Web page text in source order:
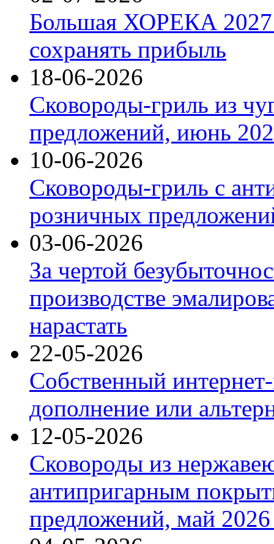
Большая ХОРЕКА 2027:
сохранять прибыль
18-06-2026
Сковороды-гриль из
предложений, июнь
10-06-2026
Сковороды-гриль с
розничных
03-06-2026
За чертой
производстве
нарастать
22-05-2026
Собственный
дополнение или
12-05-2026
Сковороды из
антипригарным
предложений, май 2026